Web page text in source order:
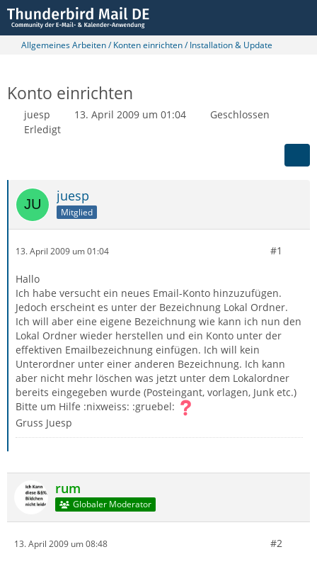
Allgemeines Arbeiten / Konten einrichten / Installation & Update
Konto einrichten
juesp 13. April 2009 um 01:04
Geschlossen
Erledigt
juesp
Mitglied
13. April 2009 um 01:04 #1
Hallo
Ich habe versucht ein neues Email-Konto hinzuzufügen.
Jedoch erscheint es unter der Bezeichnung Lokal Ordner.
Ich will aber eine eigene Bezeichnung wie kann ich nun den
Lokal Ordner wieder herstellen und ein Konto unter der
effektiven Emailbezeichnung einfügen. Ich will kein
Unterordner unter einer anderen Bezeichnung. Ich kann
aber nicht mehr löschen was jetzt unter dem Lokalordner
bereits eingegeben wurde (Posteingant, vorlagen, Junk etc.)
Bitte um Hilfe :nixweiss: :gruebel:
Gruss Juesp
rum
Globaler Moderator
13. April 2009 um 08:48 #2